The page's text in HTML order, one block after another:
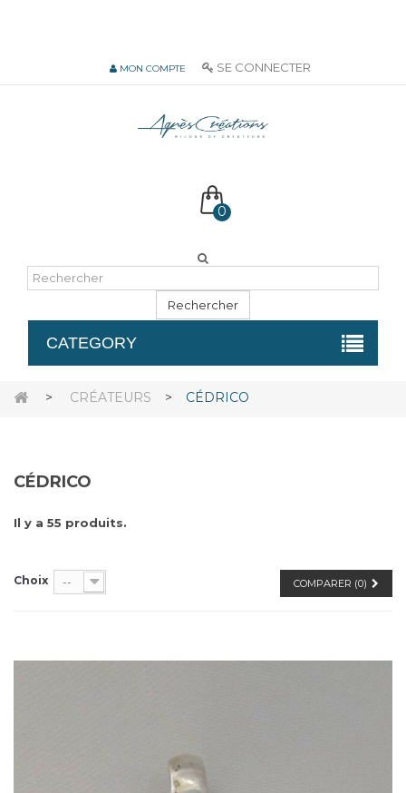
MON COMPTE SE CONNECTER
0
Rechercher
CATEGORY
> CRÉATEURS > CÉDRICO
CÉDRICO
Il y a 55 produits.
COMPARER (0)
Choix --